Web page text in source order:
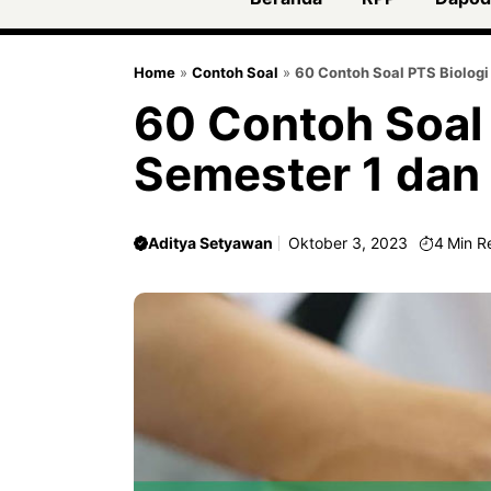
Home » Contoh Soal » 60 Contoh Soal PTS
60 Contoh Soal
Semester 1
Aditya Setyawan Oktober 3, 2023 4 Min